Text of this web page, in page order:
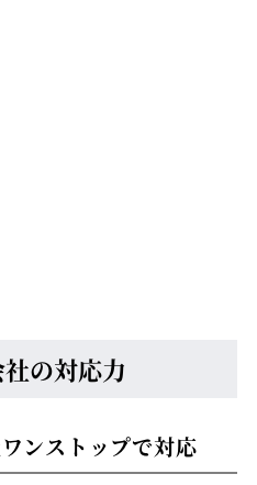
の対応力
ンストップで対応